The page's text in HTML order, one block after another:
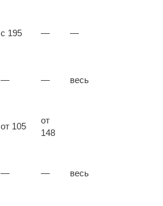
с 195 — —
— — весь
от 105
от
148
— — весь